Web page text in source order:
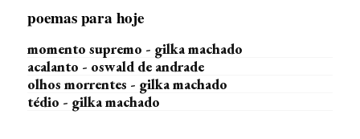
poemas para hoje
momento supremo - gilka machado
acalanto - oswald de andrade
olhos morrentes - gilka machado
tédio - gilka machado